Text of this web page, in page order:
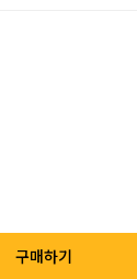
구매하기